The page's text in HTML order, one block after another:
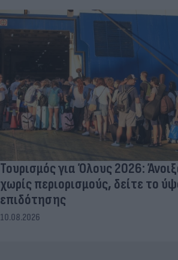
Τουρισμός για Όλους 2026:
χωρίς περιορισμούς, δείτε το
επιδότησης
10.08.2026